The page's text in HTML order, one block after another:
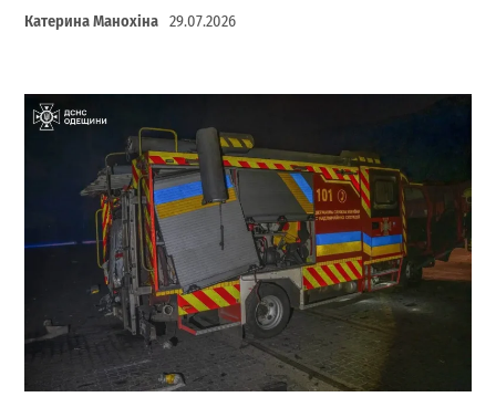
Катерина Манохіна 29.07.2026